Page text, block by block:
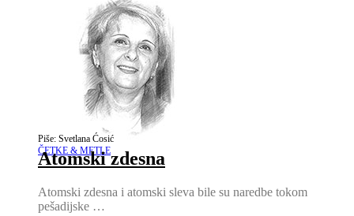
Piše: Svetlana Ćosić
ČETKE & METLE
Atomski zdesna
Atomski zdesna i atomski sleva bile su naredbe tokom
pešadijske …